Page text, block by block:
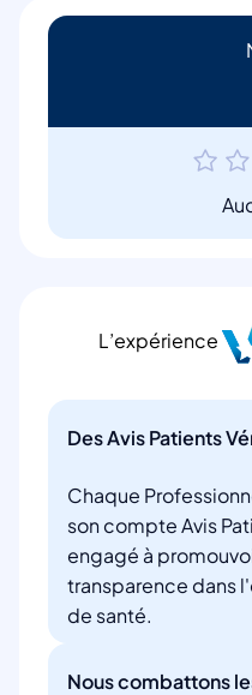
L’expérience
Des Avis Patients
Chaque
son compte Avis
engagé à
transparence dans
de santé.
Nous combattons